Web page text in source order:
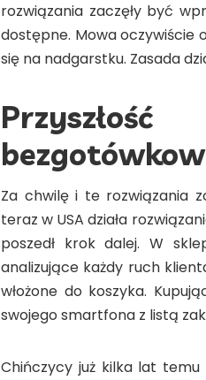
rozwiązania zaczęły być
dostępne. Mowa oczywiście
się na nadgarstku. Zasada
Za chwilę i te rozwiązania
teraz w USA działa
poszedł krok dalej. W
analizujące każdy ruch
włożone do koszyka.
swojego smartfona z listą
Chińczycy już kilka lat